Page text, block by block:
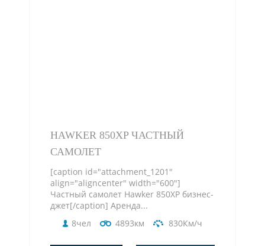
HAWKER 850XP ЧАСТНЫЙ
САМОЛЕТ
[caption id="attachment_1201"
align="aligncenter" width="600"]
Частный самолет Hawker 850XP бизнес-
джет[/caption] Аренда...
8чел
4893км 830Км/ч